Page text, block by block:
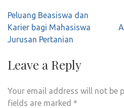
Post
navigation
Peluang Beasiswa dan
Karier bagi Mahasiswa
Jurusan Pertanian
Leave a Reply
Your email address will not be
fields are marked *